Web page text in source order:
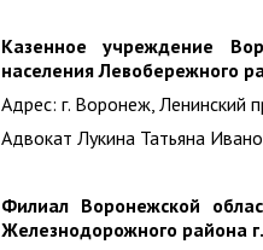
Казенное учреждение
населения Левобережного
Адрес: г. Воронеж, Ленинский
Адвокат Лукина Татьяна
Филиал Воронежской
Железнодорожного района